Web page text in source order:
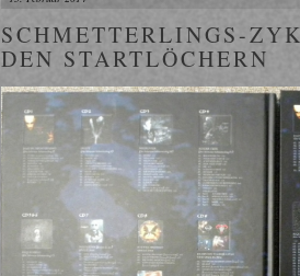
SCHMETTERLINGS-
DEN STARTLÖCHERN